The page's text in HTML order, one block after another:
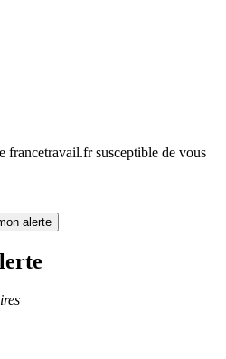
francetravail.fr susceptible de vous
alerte